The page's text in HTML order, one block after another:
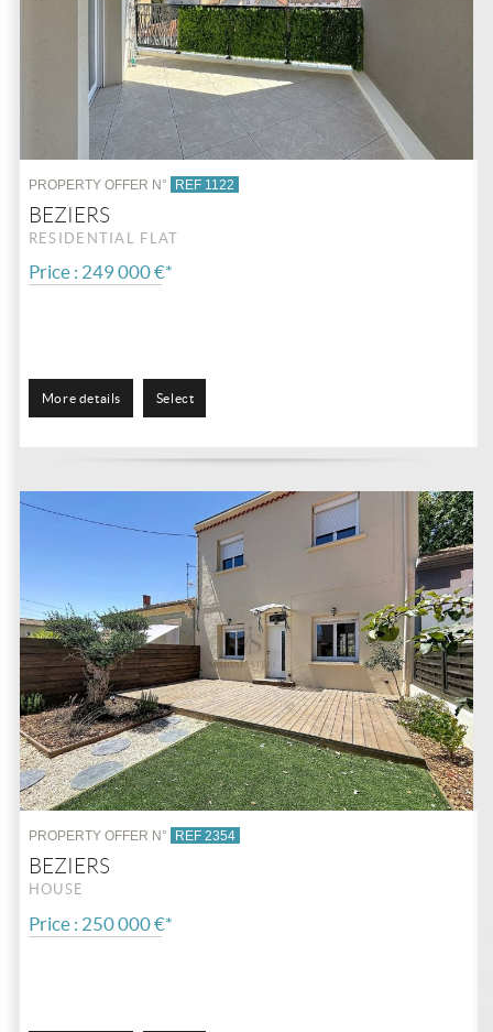
PROPERTY OFFER N° REF 1122
BEZIERS
RESIDENTIAL FLAT
Price : 249 000 €*
More details Select
PROPERTY OFFER N° REF 2354
BEZIERS
HOUSE
Price : 250 000 €*